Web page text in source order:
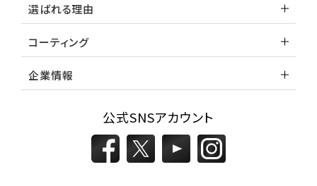
選ばれる理由
コーティング
企業情報
公式SNSアカウント